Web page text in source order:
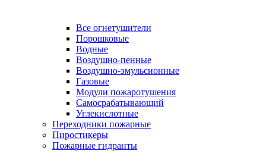
Все огнетушители
Порошковые
Водные
Воздушно-пенные
Воздушно-эмульсионные
Газовые
Модули пожаротушения
Самосрабатывающий
Углекислотные
Переходники пожарные
Пиростикеры
Пожарные гидранты